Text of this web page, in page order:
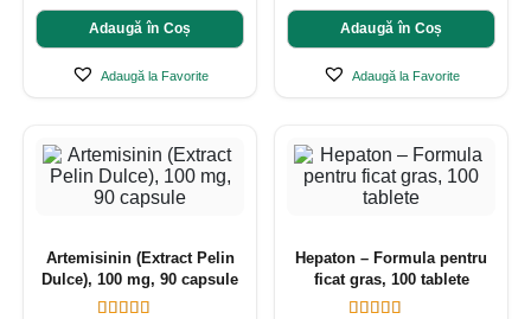
Adaugă în Coș
Adaugă la Favorite
Adaugă în Coș
Adaugă la Favorite
Artemisinin (Extract Pelin
Dulce), 100 mg, 90 capsule
Hepaton – Formula pentru
ficat gras, 100 tablete